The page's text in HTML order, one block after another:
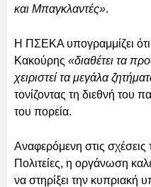
και Μπαγκλαντές».
Η ΠΣΕΚΑ υπογραμμίζει
Κακούρης «διαθέτει τα
χειριστεί τα μεγάλα
τονίζοντας τη διεθνή του
του πορεία.
Αναφερόμενη στις
Πολιτείες, η οργάνωση
να στηρίξει την κυπριακή